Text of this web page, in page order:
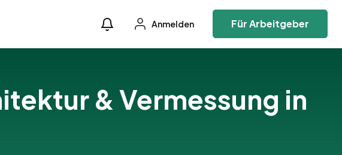
Anmelden Für Arbeitgeber
& Vermessung in